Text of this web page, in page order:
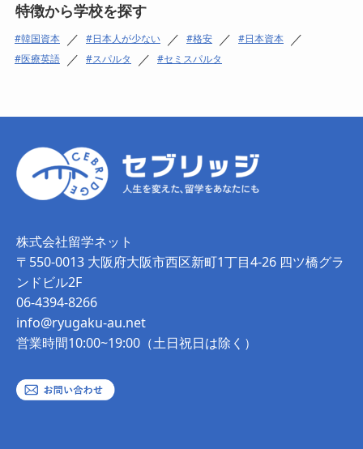
特徴から学校を探す
韓国資本 ／ 日本人が少ない ／ 格安 ／ 日本資本 ／
医療英語 ／ スパルタ ／ セミスパルタ
株式会社留学ネット
〒550-0013 大阪府大阪市西区新町1丁目4-26 四ツ橋グラ
ンドビル2F
06-4394-8266
info@ryugaku-au.net
営業時間10:00~19:00（土日祝日は除く）